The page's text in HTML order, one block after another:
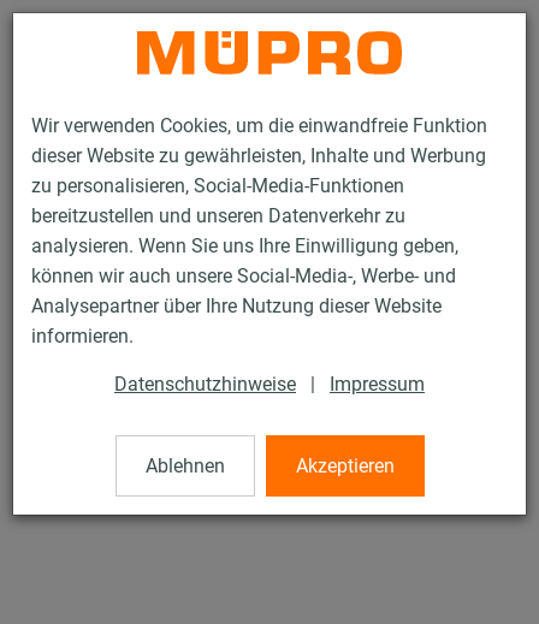
Wir verwenden Cookies, um die einwandfreie Funktion
dieser Website zu gewährleisten, Inhalte und Werbung
zu personalisieren, Social-Media-Funktionen
bereitzustellen und unseren Datenverkehr zu
analysieren. Wenn Sie uns Ihre Einwilligung geben,
können wir auch unsere Social-Media-, Werbe- und
Analysepartner über Ihre Nutzung dieser Website
informieren.
Datenschutzhinweise | Impressum
Ablehnen Akzeptieren
Kontakt
Produkte Befestigungstechnik
Edelstahlprodukte
Edelstahl-Installationsschienen
Unterlegscheiben
Unterlegscheiben
V4A Unterlegscheibe, 8,4 x 40 x 3 mm